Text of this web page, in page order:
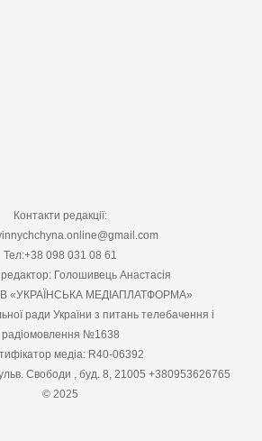
Контакти редакції:
Тел:+38 098 031 08 61
Голошивець Анастасія
«УКРАЇНСЬКА МЕДІАПЛАТФОРМА»
ради України з питань телебачення і
радіомовлення №1638
медіа: R40-06392
Свободи , буд. 8, 21005 +380953626765
© 2025